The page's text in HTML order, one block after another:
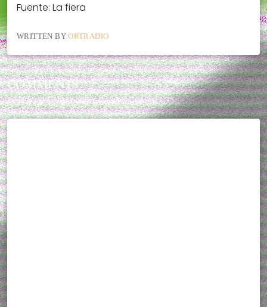
Fuente: La fiera
WRITTEN BYORTRADIO
COMMENTS
THIS POST CURRENTLY HAS NO COMMENTS.